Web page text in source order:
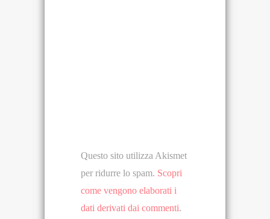
Questo sito utilizza Akismet
per ridurre lo spam. Scopri
come vengono elaborati i
dati derivati dai commenti.